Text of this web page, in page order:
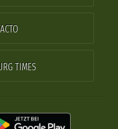
TIMES